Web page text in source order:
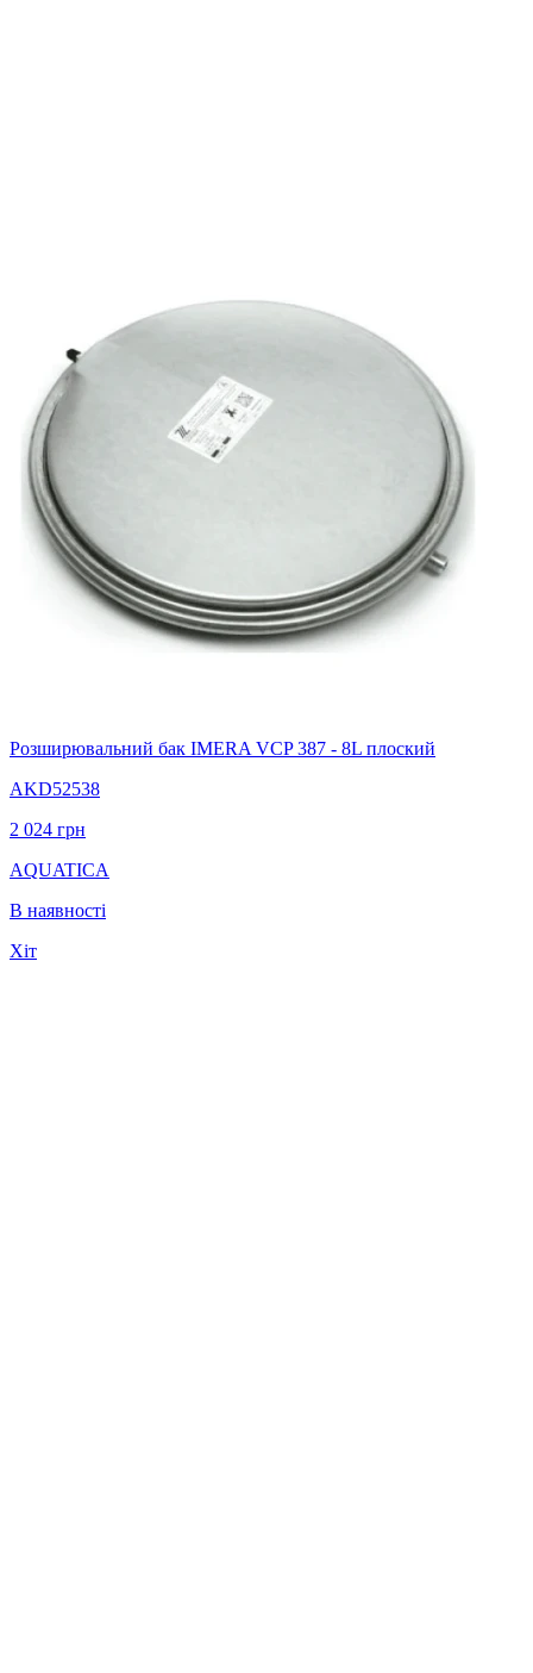
Розширювальний бак IMERA VCP 387 - 8L плоский
AKD52538
2 024 грн
AQUATICA
В наявності
Хіт